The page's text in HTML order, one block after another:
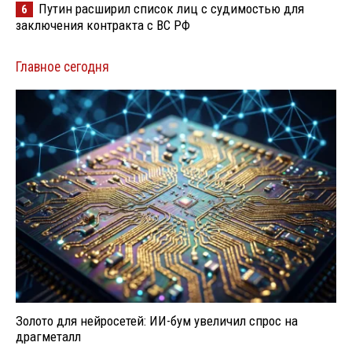
6
Путин расширил список лиц с судимостью для
заключения контракта с ВС РФ
Главное сегодня
Золото для нейросетей: ИИ-бум увеличил спрос на
драгметалл